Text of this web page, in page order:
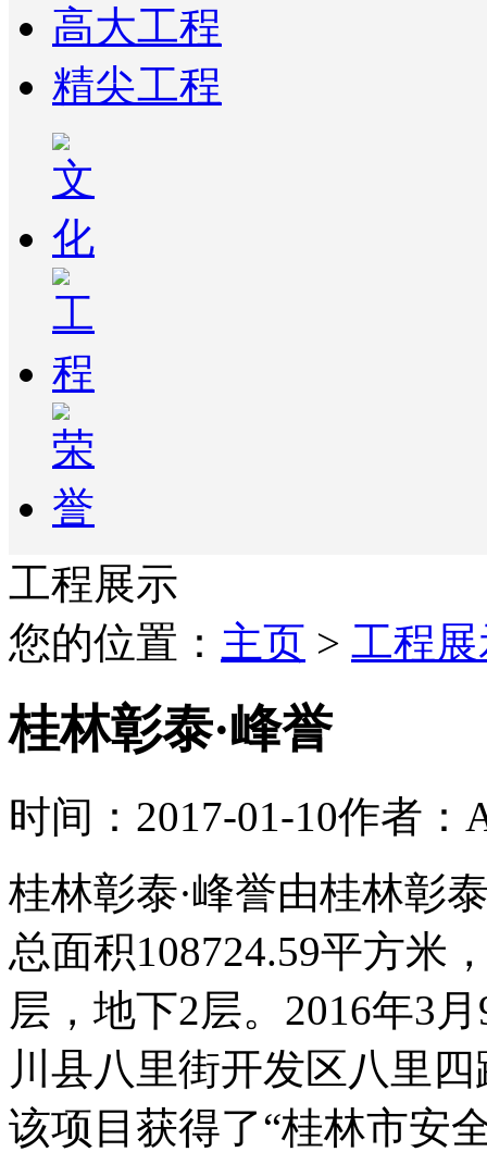
高大工程
精尖工程
工程展示
您的位置： 主页 > 工程
桂林彰泰·峰誉
时间：2017-01-10作者：
桂林彰泰·峰誉由桂林彰
总面积108724.59平方米
层，地下2层。2016年3
川县八里街开发区八里
该项目获得了“桂林市安